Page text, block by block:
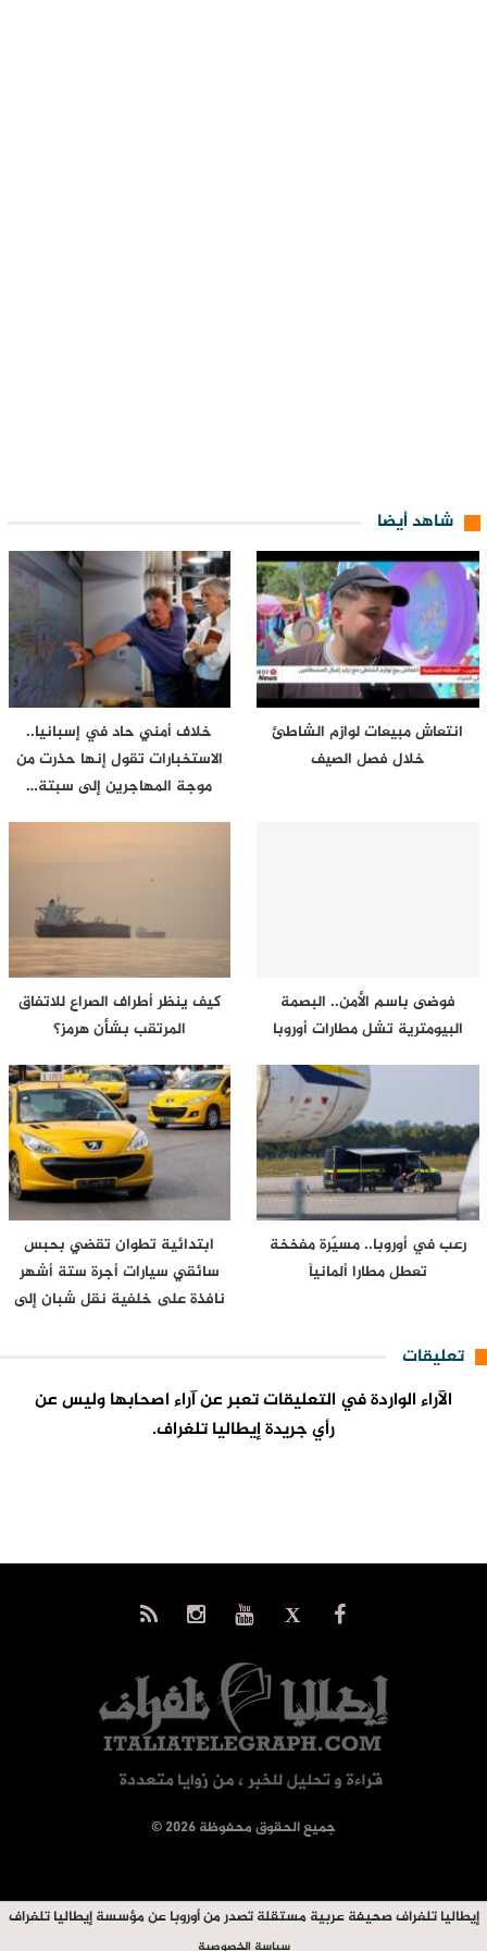
شاهد أيضا
انتعاش مبيعات لوازم الشاطئ
خلال فصل الصيف
خلاف أمني حاد في إسبانيا..
الاستخبارات تقول إنها حذرت من
موجة المهاجرين إلى سبتة…
فوضى باسم الأمن.. البصمة
البيومترية تشل مطارات أوروبا
كيف ينظر أطراف الصراع للاتفاق
المرتقب بشأن هرمز؟
رعب في أوروبا.. مسيّرة مفخخة
تعطل مطارا ألمانياً
ابتدائية تطوان تقضي بحبس
سائقي سيارات أجرة ستة أشهر
نافذة على خلفية نقل شبان إلى
تعليقات
الآراء الواردة في التعليقات تعبر عن آراء اصحابها وليس عن
رأي جريدة إيطاليا تلغراف.
© جميع الحقوق محفوظة 2026
إيطاليا تلغراف صحيفة عربية مستقلة تصدر من أوروبا عن مؤسسة إيطاليا تلغراف